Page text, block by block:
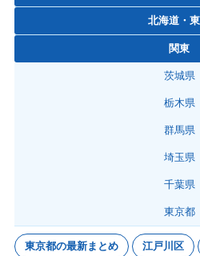
北海道・
関東
茨城県
栃木県
群馬県
埼玉県
千葉県
東京都
東京都の最新まとめ 江戸川区